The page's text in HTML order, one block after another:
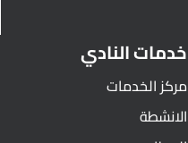
خدمات النادي
مركز الخدمات
الانشطة